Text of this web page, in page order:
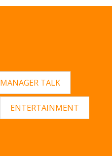
MANAGER TALK
ENTERTAINMENT